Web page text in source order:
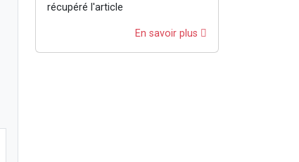
récupéré l'article
En savoir plus